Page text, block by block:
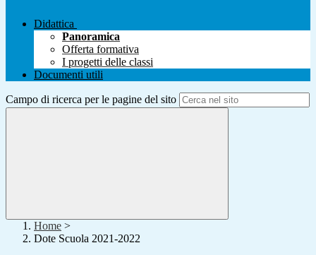
Didattica
Panoramica
Offerta formativa
I progetti delle classi
Documenti utili
Campo di ricerca per le pagine del sito
Home >
Dote Scuola 2021-2022